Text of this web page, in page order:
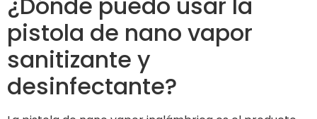
pistola de nano vapor
sanitizante y
desinfectante?